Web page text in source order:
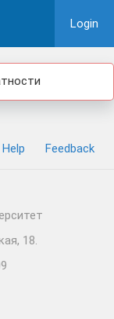
Login
Help Feedback
18.